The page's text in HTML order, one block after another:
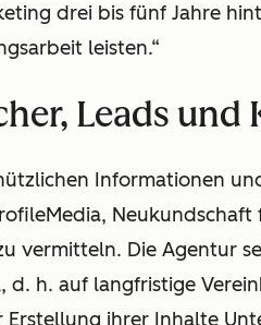
drei bis fünf Jahre
leisten.“
Leads und
Informationen
vermitteln. Die Agentur
d. h. auf langfristige
Erstellung ihrer Inhalte